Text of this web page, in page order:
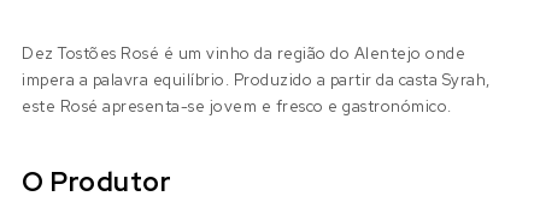
Dez Tostões Rosé é um vinho da região do Alentejo onde
impera a palavra equilíbrio. Produzido a partir da casta Syrah,
este Rosé apresenta-se jovem e fresco e gastronómico.
O Produtor